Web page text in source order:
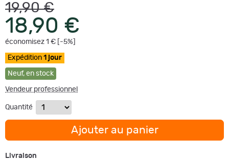
19,90 €
18,90 €
économisez 1 € [-5%]
Expédition 1 jour
Neuf, en stock
Vendeur professionnel
Quantité
Ajouter au panier
Livraison